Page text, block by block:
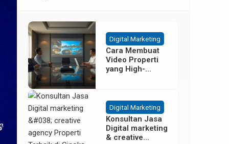
Digital Marketing
Cara Membuat
Video Properti
yang High-
Digital Marketing
Konsultan Jasa
Digital marketing
& creative